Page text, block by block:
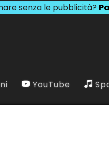
senza le pubblicità?
YouTube